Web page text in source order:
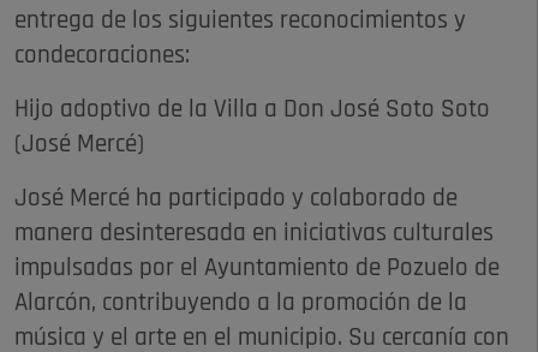
entrega de los siguientes reconocimientos y
condecoraciones:
Hijo adoptivo de la Villa a Don José Soto Soto
(José Mercé)
José Mercé ha participado y colaborado de
manera desinteresada en iniciativas culturales
impulsadas por el Ayuntamiento de Pozuelo de
Alarcón, contribuyendo a la promoción de la
música y el arte en el municipio. Su cercanía con